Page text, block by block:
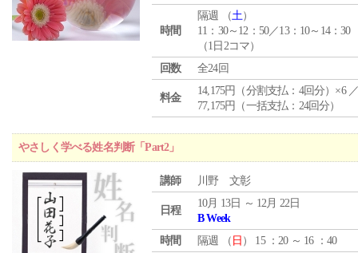
時間
隔週 （土）
11：30～12：50／13：10～14：30
（1日2コマ）
回数
全24回
料金
14,175円（分割支払：4回分）×6
77,175円（一括支払：24回分）
やさしく学べる姓名判断「Part2」
講師 川野 文彰
日程
10月 13日 ～ 12月 22日
B Week
時間
隔週 （ 日 ） 15 ：20 ～ 16 ：40